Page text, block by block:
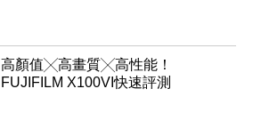
高顏值╳高畫質╳高性能！
FUJIFILM X100VI快速評測